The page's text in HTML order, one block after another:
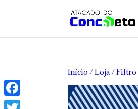
Início /Loja/Filtro
Facebook